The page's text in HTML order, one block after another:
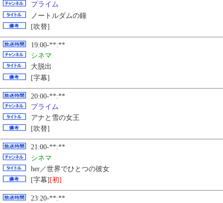
プライム
ノートルダムの鐘
[吹替]
19:00-**:**
シネマ
大脱出
[字幕]
20:00-**:**
プライム
アナと雪の女王
[吹替]
21:00-**:**
シネマ
her／世界でひとつの彼女
[字幕] [初]
23:20-**:**